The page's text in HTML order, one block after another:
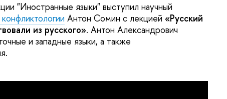
"Иностранные языки" выступил научный
Антон Сомин с лекцией «Русский
из русского». Антон Александрович
и западные языки, а также